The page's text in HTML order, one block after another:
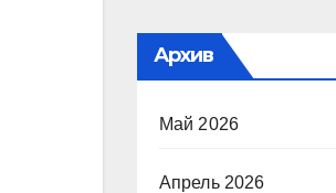
Архив
Май 2026
Апрель 2026